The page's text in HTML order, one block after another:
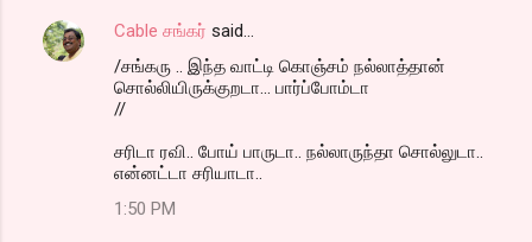
Cable சங்கர் said…
/சங்கரு .. இந்த வாட்டி கொஞ்சம் நல்லாத்தான்
சொல்லியிருக்குறடா... பார்ப்போம்டா
//
சரிடா ரவி.. போய் பாருடா.. நல்லாருந்தா சொல்லுடா..
என்னட்டா சரியாடா..
1:50 PM